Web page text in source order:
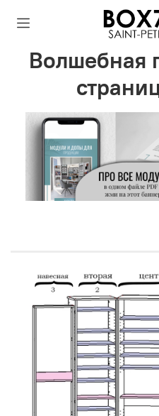
Волшебная